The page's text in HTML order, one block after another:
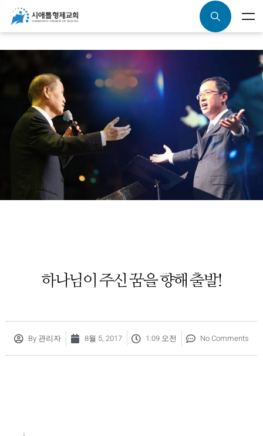
하나님이 주신 꿈을 향해 출발!
By 관리자 8월 5, 2017 1:09 오전 No Comments